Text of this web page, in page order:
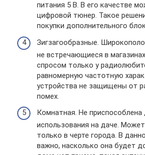
питания 5 В. В его качестве
цифровой тюнер. Такое
покупки дополнительного
Зигзагообразные.
не встречающиеся в
спросом только у
равномерную частотную
устройства не защищены от
помех.
Комнатная. Не приспособлена
использования на даче.
только в черте города. В
важно, насколько она будет